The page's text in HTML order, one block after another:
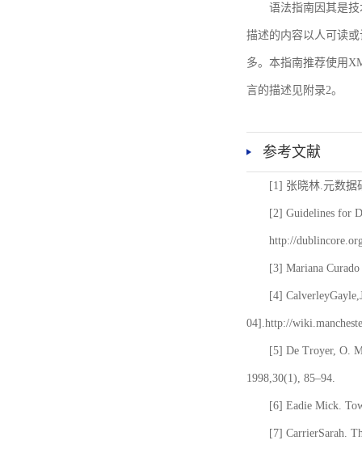
语法指南因其是
描述的内容以人可读
多。本指南推荐使用
言的描述见附录2。
参考文献
[1] 张晓林.元数据
[2] Guidelines for
http://
[3] Mariana
[4]
04].http://
[5] De Troyer, O.
1998,30(1), 85–94.
[6] Eadie Mick.
[7] CarrierSarah.